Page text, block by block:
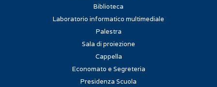
Biblioteca
Laboratorio informatico multimediale
Palestra
Sala di proiezione
Cappella
Economato e Segreteria
Presidenza Scuola